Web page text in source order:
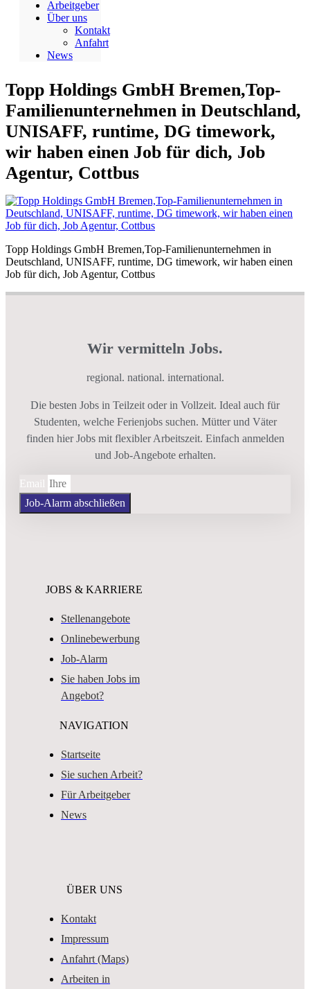
Arbeitgeber
Über uns
Kontakt
Anfahrt
News
Topp Holdings GmbH Bremen,Top-
Familienunternehmen in Deutschland,
UNISAFF, runtime, DG timework,
wir haben einen Job für dich, Job
Agentur, Cottbus
Topp Holdings GmbH Bremen,Top-Familienunternehmen in
Deutschland, UNISAFF, runtime, DG timework, wir haben einen
Job für dich, Job Agentur, Cottbus
Wir vermitteln Jobs.
regional. national. international.
Die besten Jobs in Teilzeit oder in Vollzeit. Ideal auch für
Studenten, welche Ferienjobs suchen. Mütter und Väter
finden hier Jobs mit flexibler Arbeitszeit. Einfach anmelden
und Job-Angebote erhalten.
Email
Job-Alarm abschließen
JOBS & KARRIERE
Stellenangebote
Onlinebewerbung
Job-Alarm
Sie haben Jobs im
Angebot?
NAVIGATION
Startseite
Sie suchen Arbeit?
Für Arbeitgeber
News
ÜBER UNS
Kontakt
Impressum
Anfahrt (Maps)
Arbeiten in